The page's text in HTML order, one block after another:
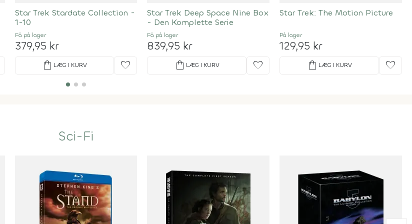
Star Trek Stardate Collection -
1-10
Få på lager
379,95 kr
shopping_bag LÆG I KURV favorite
Star Trek Deep Space Nine Box
- Den Komplette Serie
Få på lager
839,95 kr
shopping_bag LÆG I KURV favorite
Star Trek: The Motion Picture
På lager
129,95 kr
shopping_bag LÆG I KURV favorite
Sci-Fi